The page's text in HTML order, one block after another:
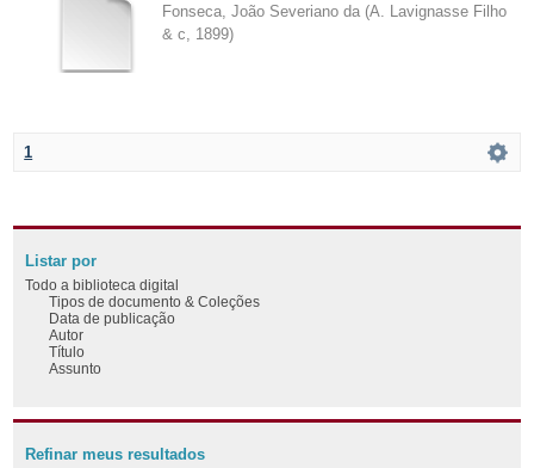
Fonseca, João Severiano da (A. Lavignasse Filho
& c
1899)
1
Listar por
Todo a biblioteca digital
Tipos de documento & Coleções
Data de publicação
Autor
Título
Assunto
Refinar meus resultados